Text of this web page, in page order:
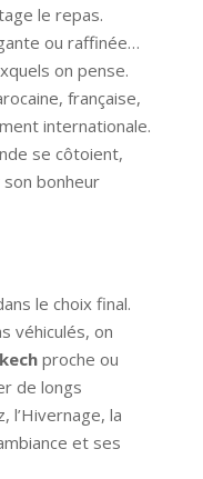
le repas.
ou raffinée…
on pense.
française,
internationale.
se côtoient,
bonheur
le choix final.
véhiculés, on
proche ou
de longs
l’Hivernage, la
et ses